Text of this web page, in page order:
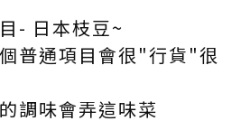
- 日本枝豆~
普通項目會很"行貨"很
調味會弄這味菜